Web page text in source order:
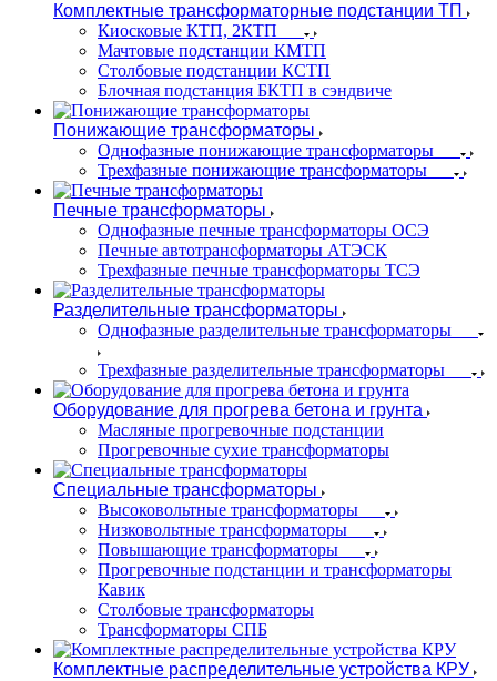
Комплектные трансформаторные подстанции ТП
Киосковые КТП, 2КТП
Мачтовые подстанции КМТП
Столбовые подстанции КСТП
Блочная подстанция БКТП в сэндвиче
Понижающие трансформаторы
Однофазные понижающие трансформаторы
Трехфазные понижающие трансформаторы
Печные трансформаторы
Однофазные печные трансформаторы ОСЭ
Печные автотрансформаторы АТЭСК
Трехфазные печные трансформаторы ТСЭ
Разделительные трансформаторы
Однофазные разделительные трансформаторы
Трехфазные разделительные трансформаторы
Оборудование для прогрева бетона и грунта
Масляные прогревочные подстанции
Прогревочные сухие трансформаторы
Специальные трансформаторы
Высоковольтные трансформаторы
Низковольтные трансформаторы
Повышающие трансформаторы
Прогревочные подстанции и трансформаторы
Кавик
Столбовые трансформаторы
Трансформаторы СПБ
Комплектные распределительные устройства КРУ